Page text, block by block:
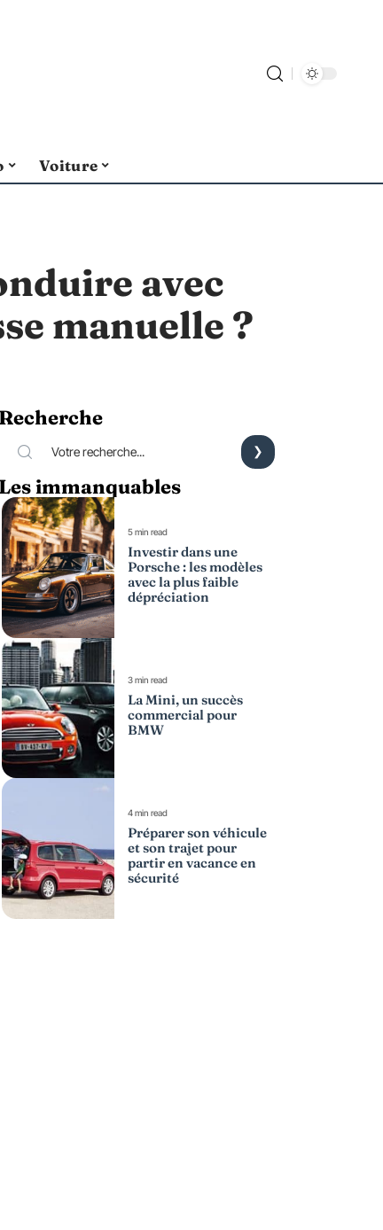
Voiture
avec
manuelle ?
Recherche
Les immanquables
5 min read
Investir dans une
Porsche : les modèles
avec la plus faible
dépréciation
3 min read
La Mini, un succès
commercial pour
BMW
4 min read
Préparer son véhicule
et son trajet pour
partir en vacance en
sécurité